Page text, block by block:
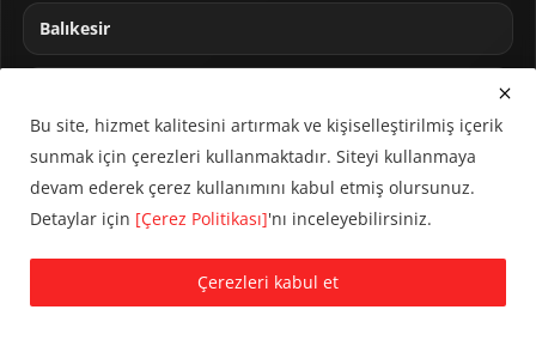
Balıkesir
© 2024 CUMHA (Cumhur Haber Ajansı) Tüm hakları saklıdır.
KVKK Aydınlatma Metni
Çerez Politikası
Bu site, hizmet kalitesini artırmak ve kişiselleştirilmiş içerik
sunmak için çerezleri kullanmaktadır. Siteyi kullanmaya
devam ederek çerez kullanımını kabul etmiş olursunuz.
Detaylar için [Çerez Politikası]'nı inceleyebilirsiniz.
Çerezleri kabul et